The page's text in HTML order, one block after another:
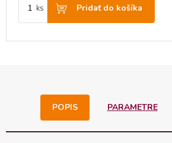
ks Pridať do košíka
POPIS PARAMETRE